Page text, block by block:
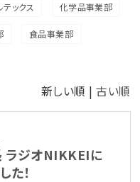
テックス 化学品事業部
食品事業部
新しい順 |古い順
ラジオNIKKEIに
た！